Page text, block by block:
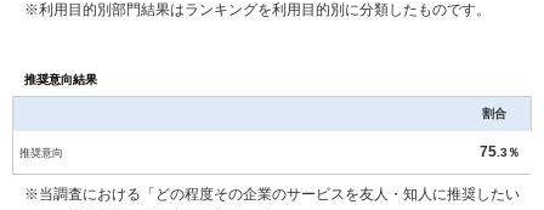
※利用目的別部門結果はランキングを利用目的別に分類したものです。
推奨意向結果
割合
推奨意向 75 .3％
※当調査における「どの程度その企業のサービスを友人・知人に推奨したい